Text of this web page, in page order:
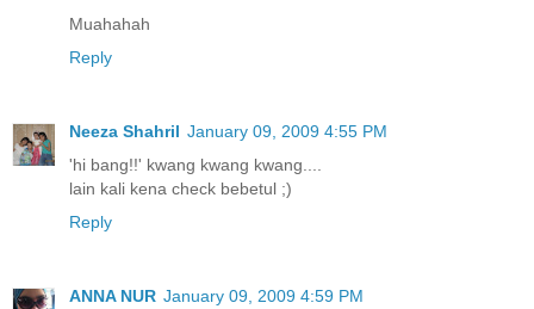
Muahahah
Reply
Neeza Shahril January 09, 2009 4:55 PM
'hi bang!!' kwang kwang kwang....
lain kali kena check bebetul ;)
Reply
ANNA NUR January 09, 2009 4:59 PM